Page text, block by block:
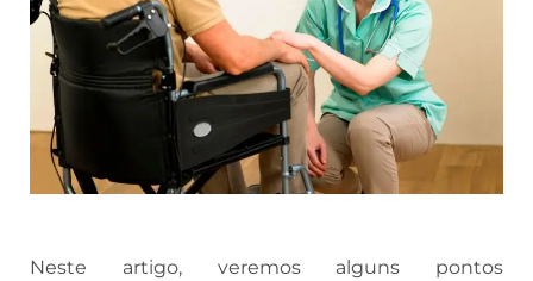
Neste artigo, veremos alguns pontos